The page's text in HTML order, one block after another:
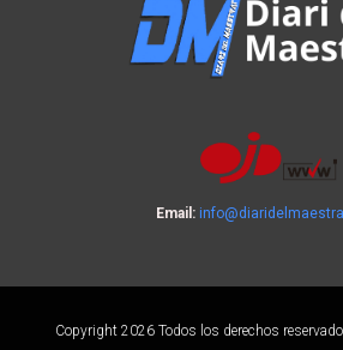
Email:
Copyright 2026 Todos los derechos